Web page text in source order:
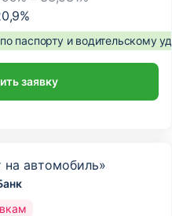
%
паспорту и водительскому
заявку
на автомобиль»